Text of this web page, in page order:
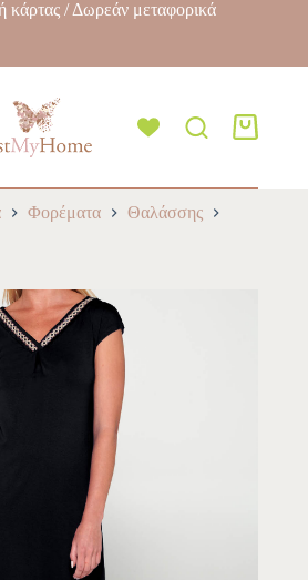
/ Δωρεάν μεταφορικά
Φορέματα
Θαλάσσης